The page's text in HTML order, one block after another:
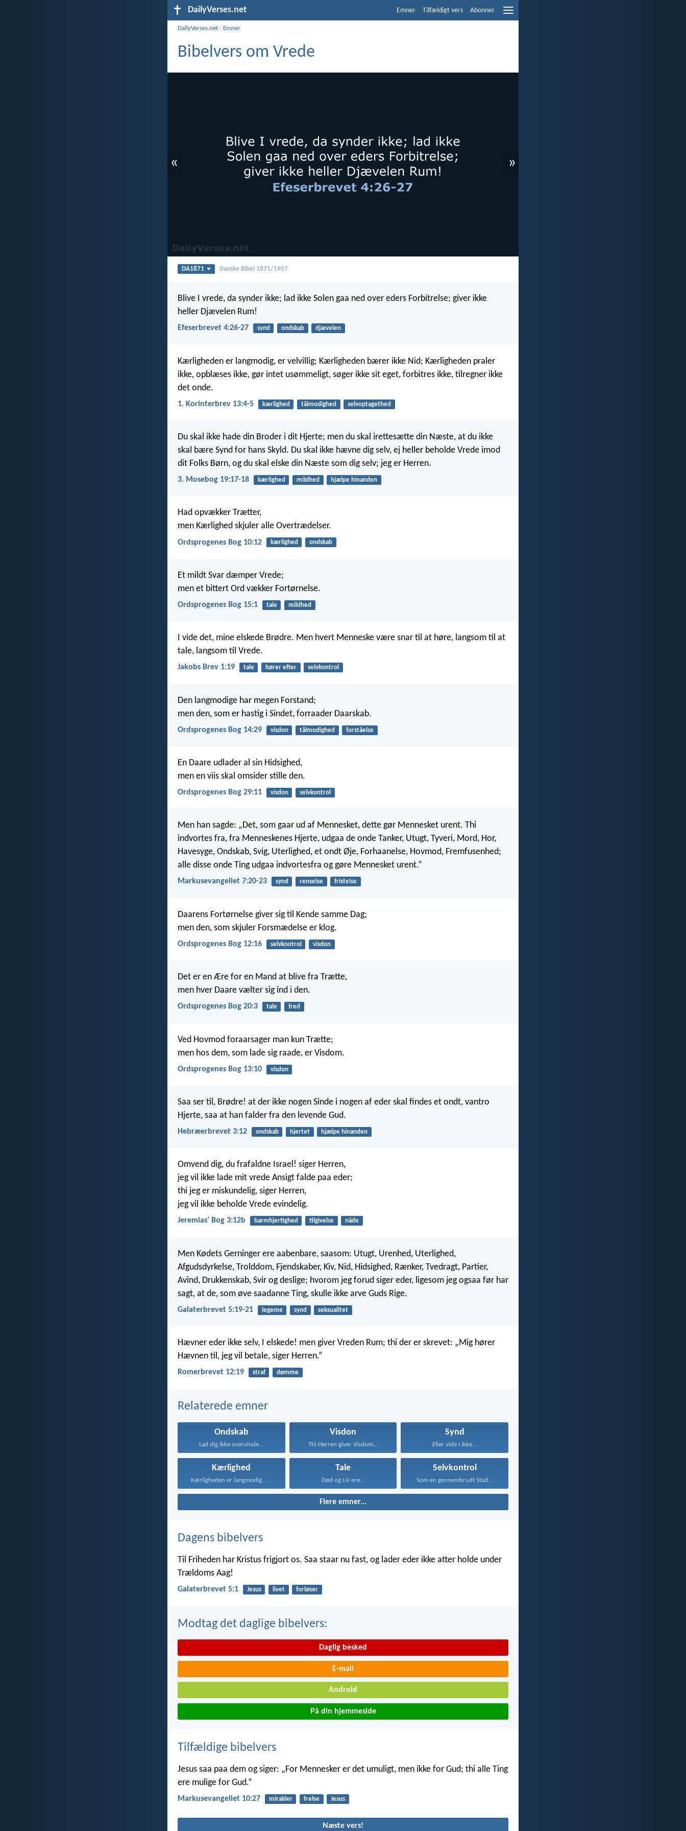
DailyVerses.net Emner Tilfældigt vers Abonner
DailyVerses.net › Emner
Bibelvers om Vrede
« »
DA1871 Danske Bibel 1871/1907
Blive I vrede, da synder ikke; lad ikke Solen gaa ned over eders Forbitrelse; giver ikke
heller Djævelen Rum!
Efeserbrevet 4:26-27 synd ondskab djævelen
Kærligheden er langmodig, er velvillig; Kærligheden bærer ikke Nid; Kærligheden praler
ikke, opblæses ikke, gør intet usømmeligt, søger ikke sit eget, forbitres ikke, tilregner ikke
det onde.
1. Korinterbrev 13:4-5 kærlighed tålmodighed selvoptagethed
Du skal ikke hade din Broder i dit Hjerte; men du skal irettesætte din Næste, at du ikke
skal bære Synd for hans Skyld. Du skal ikke hævne dig selv, ej heller beholde Vrede imod
dit Folks Børn, og du skal elske din Næste som dig selv; jeg er Herren.
3. Mosebog 19:17-18 kærlighed mildhed hjælpe hinanden
Had opvækker Trætter,
men Kærlighed skjuler alle Overtrædelser.
Ordsprogenes Bog 10:12 kærlighed ondskab
Et mildt Svar dæmper Vrede;
men et bittert Ord vækker Fortørnelse.
Ordsprogenes Bog 15:1 tale mildhed
I vide det, mine elskede Brødre. Men hvert Menneske være snar til at høre, langsom til at
tale, langsom til Vrede.
Jakobs Brev 1:19 tale hører efter selvkontrol
Den langmodige har megen Forstand;
men den, som er hastig i Sindet, forraader Daarskab.
Ordsprogenes Bog 14:29 visdon tålmodighed forståelse
En Daare udlader al sin Hidsighed,
men en viis skal omsider stille den.
Ordsprogenes Bog 29:11 visdon selvkontrol
Men han sagde: „Det, som gaar ud af Mennesket, dette gør Mennesket urent. Thi
indvortes fra, fra Menneskenes Hjerte, udgaa de onde Tanker, Utugt, Tyveri, Mord, Hor,
Havesyge, Ondskab, Svig, Uterlighed, et ondt Øje, Forhaanelse, Hovmod, Fremfusenhed;
alle disse onde Ting udgaa indvortesfra og gøre Mennesket urent.“
Markusevangeliet 7:20-23 synd renselse fristelse
Daarens Fortørnelse giver sig til Kende samme Dag;
men den, som skjuler Forsmædelse er klog.
Ordsprogenes Bog 12:16 selvkontrol visdon
Det er en Ære for en Mand at blive fra Trætte,
men hver Daare vælter sig ind i den.
Ordsprogenes Bog 20:3 tale fred
Ved Hovmod foraarsager man kun Trætte;
men hos dem, som lade sig raade, er Visdom.
Ordsprogenes Bog 13:10 visdon
Saa ser til, Brødre! at der ikke nogen Sinde i nogen af eder skal findes et ondt, vantro
Hjerte, saa at han falder fra den levende Gud.
Hebræerbrevet 3:12 ondskab hjertet hjælpe hinanden
Omvend dig, du frafaldne Israel! siger Herren,
jeg vil ikke lade mit vrede Ansigt falde paa eder;
thi jeg er miskundelig, siger Herren,
jeg vil ikke beholde Vrede evindelig.
Jeremiasʼ Bog 3:12b barmhjertighed tilgivelse nåde
Men Kødets Gerninger ere aabenbare, saasom: Utugt, Urenhed, Uterlighed,
Afgudsdyrkelse, Trolddom, Fjendskaber, Kiv, Nid, Hidsighed, Rænker, Tvedragt, Partier,
Avind, Drukkenskab, Svir og deslige; hvorom jeg forud siger eder, ligesom jeg ogsaa før har
sagt, at de, som øve saadanne Ting, skulle ikke arve Guds Rige.
Galaterbrevet 5:19-21 legeme synd seksualitet
Hævner eder ikke selv, I elskede! men giver Vreden Rum; thi der er skrevet: „Mig hører
Hævnen til, jeg vil betale, siger Herren.“
Romerbrevet 12:19 straf dømme
Relaterede emner
Ondskab
Lad dig ikke overvinde...
Visdon
Thi Herren giver Visdom...
Synd
Eller vide I ikke...
Kærlighed
Kærligheden er langmodig, er...
Tale
Død og Liv ere...
Selvkontrol
Som en gennembrudt Stad...
Flere emner...
Dagens bibelvers
Til Friheden har Kristus frigjort os. Saa staar nu fast, og lader eder ikke atter holde under
Trældoms Aag!
Galaterbrevet 5:1 Jesus livet forløser
Modtag det daglige bibelvers:
Daglig besked
E-mail
Android
På din hjemmeside
Tilfældige bibelvers
Jesus saa paa dem og siger: „For Mennesker er det umuligt, men ikke for Gud; thi alle Ting
ere mulige for Gud.“
Markusevangeliet 10:27 mirakler frelse Jesus
Næste vers!